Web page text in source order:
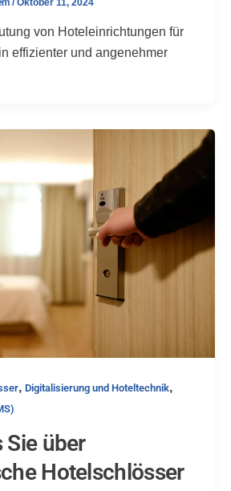
/Oktober 11, 2024
von Hoteleinrichtungen für
effizienter und angenehmer
, Digitalisierung und Hoteltechnik,
Sie über
Hotelschlösser